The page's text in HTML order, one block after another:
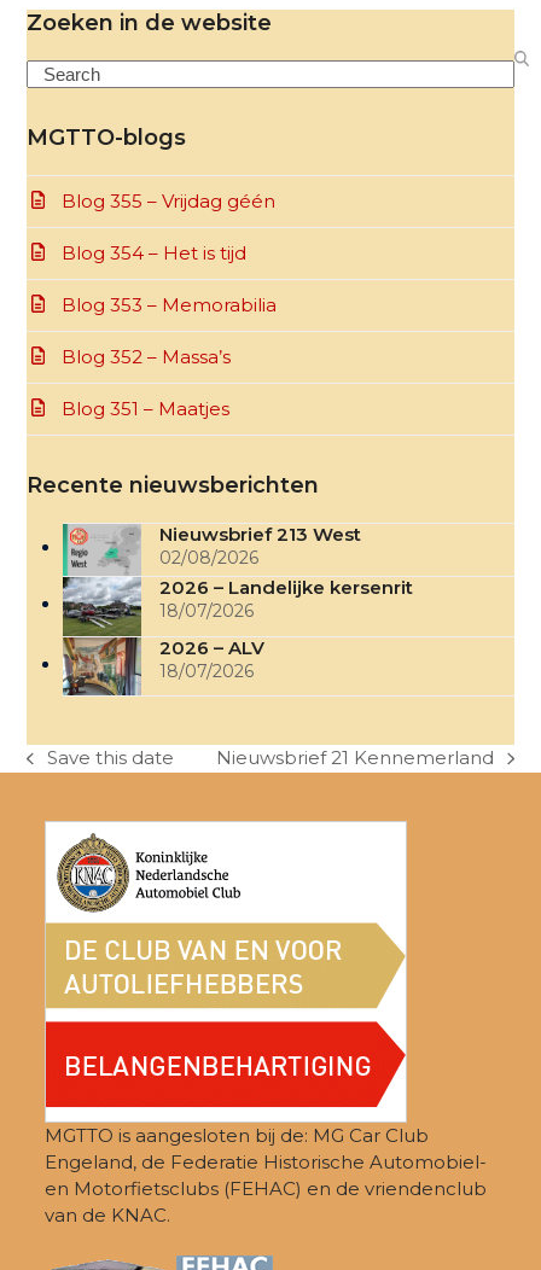
Zoeken in de website
Search
MGTTO-blogs
Blog 355 – Vrijdag géén
Blog 354 – Het is tijd
Blog 353 – Memorabilia
Blog 352 – Massa’s
Blog 351 – Maatjes
Recente nieuwsberichten
Nieuwsbrief 213 West
02/08/2026
2026 – Landelijke kersenrit
18/07/2026
2026 – ALV
18/07/2026
previous
Save this date
next
Nieuwsbrief 21 Kennemerland
MGTTO is aangesloten bij de: MG Car Club
Engeland, de Federatie Historische Automobiel-
en Motorfietsclubs (FEHAC) en de vriendenclub
van de KNAC.